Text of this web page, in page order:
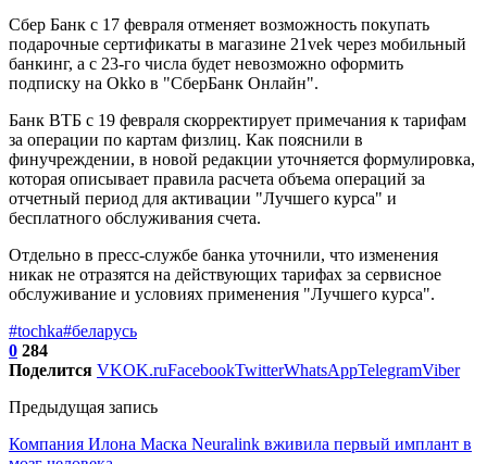
Сбер Банк с 17 февраля отменяет возможность покупать
подарочные сертификаты в магазине 21vek через мобильный
банкинг, а с 23-го числа будет невозможно оформить
подписку на Okko в "СберБанк Онлайн".
Банк ВТБ с 19 февраля скорректирует примечания к тарифам
за операции по картам физлиц. Как пояснили в
финучреждении, в новой редакции уточняется формулировка,
которая описывает правила расчета объема операций за
отчетный период для активации "Лучшего курса" и
бесплатного обслуживания счета.
Отдельно в пресс-службе банка уточнили, что изменения
никак не отразятся на действующих тарифах за сервисное
обслуживание и условиях применения "Лучшего курса".
#tochka#беларусь
0 284
Поделится VKOK.ruFacebookTwitterWhatsAppTelegramViber
Предыдущая запись
Компания Илона Маска Neuralink вживила первый имплант в